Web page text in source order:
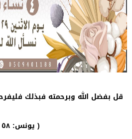
قل بفضل الله وبرحمته فبذلك
يونس: ٥٨ )